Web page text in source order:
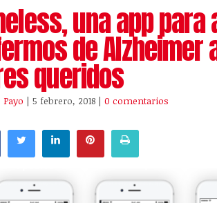
una app
de
queridos
| 5 febrero, 2018 | 0 comentarios